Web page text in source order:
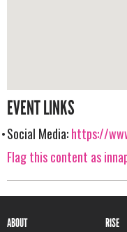
EVENT LINKS
Social Media:https://
Flag this content as
ABOUT RISE